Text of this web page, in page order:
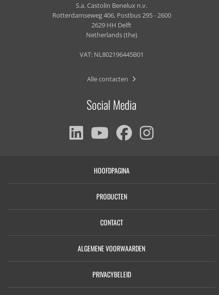
S.a. Castolin Benelux n.v.
Rotterdamseweg 406, Postbus 295 - 2600
2629 HH Delft
Netherlands (the)
VAT: NL802196445B01
Alle contacten
Social Media
HOOFDPAGINA
PRODUCTEN
CONTACT
ALGEMENE VOORWAARDEN
PRIVACYBELEID